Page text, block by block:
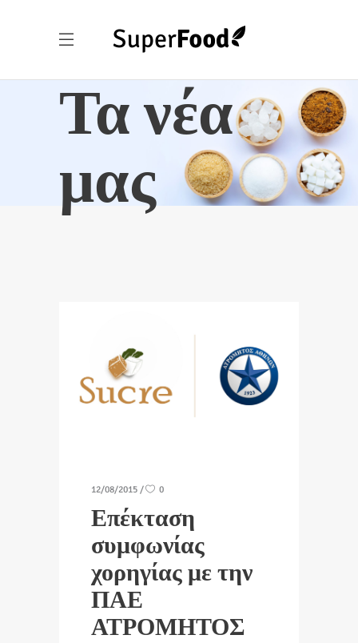
Τα νέα
μας
12/08/2015 0
Επέκταση
συμφωνίας
χορηγίας με την
ΠΑΕ
ΑΤΡΟΜΗΤΟΣ